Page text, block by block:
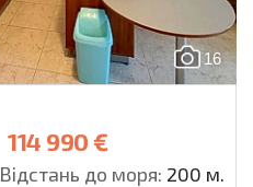
16
114 990 €
Відстань до моря: 200 м.